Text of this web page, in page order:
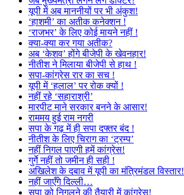
यूपी में अब माननीयों पर भी अंकुश!
‘हाशमी’ का अतीक कनेक्शन !
‘राजभर’ के लिए कोई मायने नहीं !
क्या-क्या कर गया अतीक?
अब ‘केशव’ होंगे बीजेपी के खेवनहार!
नीतीश ने मिलाया बीजेपी से हाथ !
सपा-कांग्रेस रार का सच !
यूपी में ‘हलाल’ पर रोक क्यों !
नहीं रहे ‘सहाराश्री’
मारपीट माने सरकार बनने के आसार!
राममय हुई राम नगरी
सपा के गढ़ में ही सपा दफ्तर बंद !
नीतीश के लिए चिराग का ‘ट्रम्प’
नहीं निगल पाएगी हमें कांग्रेस!
गुर्गे नहीं तो जमीन ही सही !
अखिलेश के दबाव में यूपी का मंत्रिमंडल विस्तार!
नहीं जाएँगे दिल्ली…
सपा को निगलने की तैयारी में कांग्रेस!